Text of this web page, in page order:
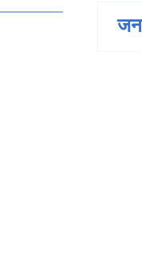
जन